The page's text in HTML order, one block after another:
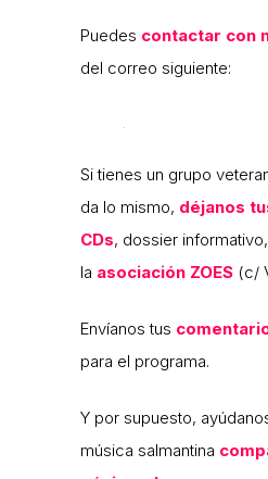
Puedes contactar con
del correo siguiente:
Si tienes un grupo
da lo mismo, déjanos
CDs, dossier
la asociación ZOES (c/
Envíanos tus
para el programa.
Y por supuesto,
música salmantina